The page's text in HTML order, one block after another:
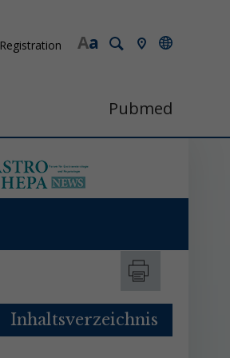
a
A
Registration
Pubmed
Inhaltsverzeichnis